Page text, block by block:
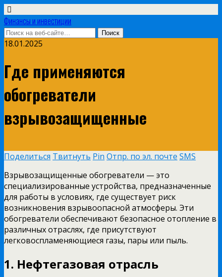
Финансы и инвестиции
18.01.2025
Где применяются
обогреватели
взрывозащищенные
Поделиться Твитнуть Pin Отпр. по эл. почте SMS
Взрывозащищенные обогреватели — это
специализированные устройства, предназначенные
для работы в условиях, где существует риск
возникновения взрывоопасной атмосферы. Эти
обогреватели обеспечивают безопасное отопление в
различных отраслях, где присутствуют
легковоспламеняющиеся газы, пары или пыль.
1. Нефтегазовая отрасль